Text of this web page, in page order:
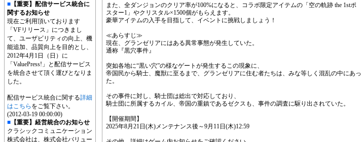
■ 【重要】配信サービス統合に
関するお知らせ
現在ご利用頂いております
「VFリリース」につきまし
て、ユーザビリティの向上、機
能追加、品質向上を目的とし、
2012年4月1日（日）に
「ValuePress!」と配信サービス
を統合させて頂く運びとなりま
した。
配信サービス統合に関する詳細
はこちら をご覧下さい。
(2012-03-19 00:00:00)
■ 【重要】経営統合のお知らせ
クラシックコミュニケーション
株式会社は、株式会社バリュー
また、全ダンジョンのクリア率が100%になると、コラボ限定アイテムの「空の軌跡 the 1stポ
スター1」やクリスタル×1500個がもらえます。
豪華アイテムの入手を目指して、イベントに挑戦しましょう！
≪あらすじ≫
現在、グランゼリアにはある異常事態が発生していた。
通称『黒穴事件』
突如各地に“黒い穴”の様なゲートが発生するこの現象に、
帝国民から騎士、魔獣に至るまで、グランゼリアに住む者たちは、みな等しく混乱の中にあっ
た。
その事件に対し、騎士団は総出で対応しており、
騎士団に所属するカイル、帝国の重鎮であるゼクスも、事件の調査に駆り出されていた。
【開催期間】
2025年8月21日(木)メンテナンス後～9月11日(木)12:59